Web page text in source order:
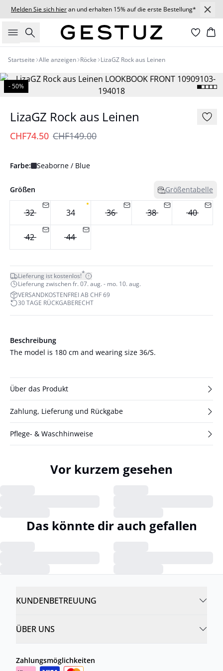
Melden Sie sich hieran und erhalten 15% auf die erste Bestellung*
Suche
Startseite Alle anzeigen Röcke LizaGZ Rock aus Leinen
- 50%
LizaGZ Rock aus Leinen
CHF74.50 CHF149.00
Farbe: Seaborne / Blue
Größen Größentabelle
32 34 36 38 40
42 44
Lieferung ist kostenlos!*
Lieferung zwischen fr. 07. aug. - mo. 10. aug.
VERSANDKOSTENFREI AB CHF 69
30 TAGE RÜCKGABERECHT
Beschreibung
The model is 180 cm and wearing size 36/S.
Über das Produkt
Zahlung, Lieferung und Rückgabe
Pflege- & Waschhinweise
Vor kurzem gesehen
Das könnte dir auch gefallen
KUNDENBETREUUNG
ÜBER UNS
Zahlungsmöglichkeiten